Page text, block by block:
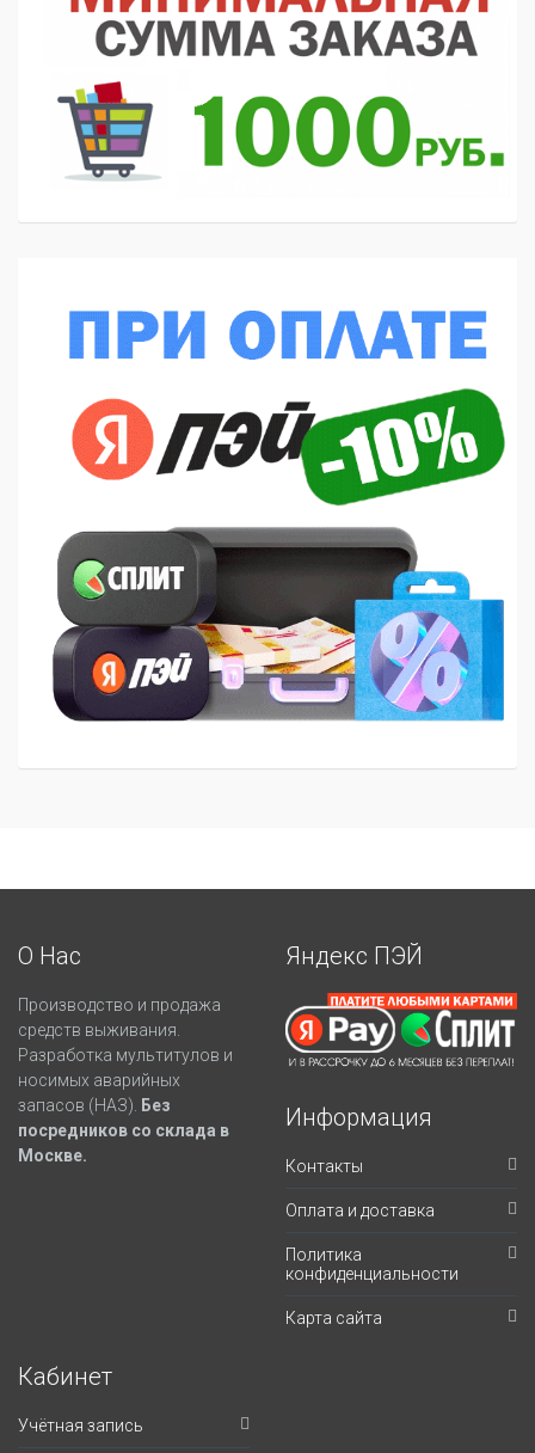
О Нас
Производство и продажа
средств выживания.
Разработка мультитулов и
носимых аварийных
запасов (НАЗ).
Без
посредников со склада в
Москве.
Яндекс ПЭЙ
Информация
Контакты
Оплата и доставка
Политика
конфиденциальности
Карта сайта
Кабинет
Учётная запись